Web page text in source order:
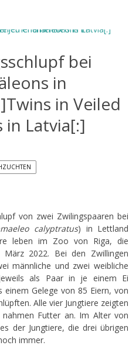
bei
in
in Veiled
in Latvia[:]
von zwei Zwilingspaaren bei
calyptratus) in Lettland
leben im Zoo von Riga, die
März 2022. Bei den Zwillingen
männliche und zwei weibliche
als Paar in je einem Ei
einem Gelege von 85 Eiern, von
Alle vier Jungtiere zeigten
Futter an. Im Alter von
der Jungtiere, die drei übrigen
immer.